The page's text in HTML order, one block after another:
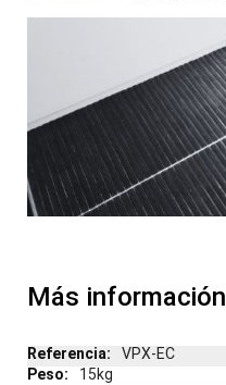
Más información
Más
información
VPX-EC
15kg